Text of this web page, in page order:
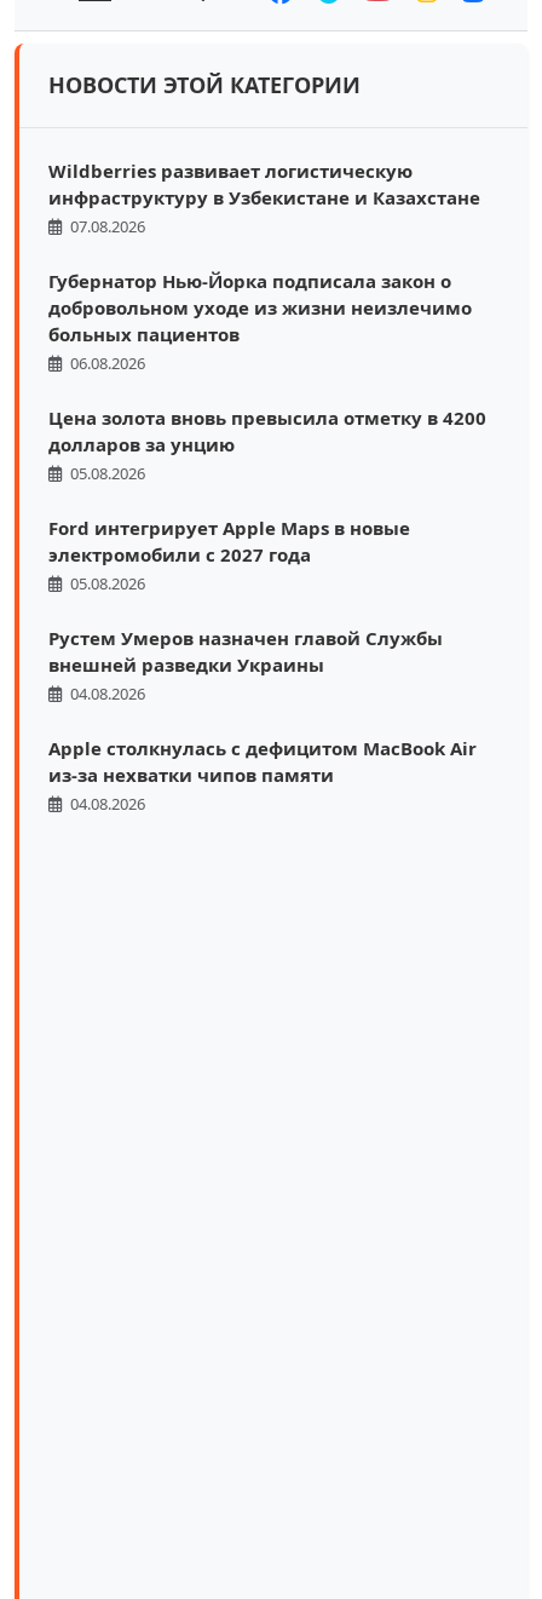
НОВОСТИ ЭТОЙ КАТЕГОРИИ
Wildberries развивает логистическую
инфраструктуру в Узбекистане и Казахстане
07.08.2026
Губернатор Нью-Йорка подписала закон о
добровольном уходе из жизни неизлечимо
больных пациентов
06.08.2026
Цена золота вновь превысила отметку в 4200
долларов за унцию
05.08.2026
Ford интегрирует Apple Maps в новые
электромобили с 2027 года
05.08.2026
Рустем Умеров назначен главой Службы
внешней разведки Украины
04.08.2026
Apple столкнулась с дефицитом MacBook Air
из-за нехватки чипов памяти
04.08.2026